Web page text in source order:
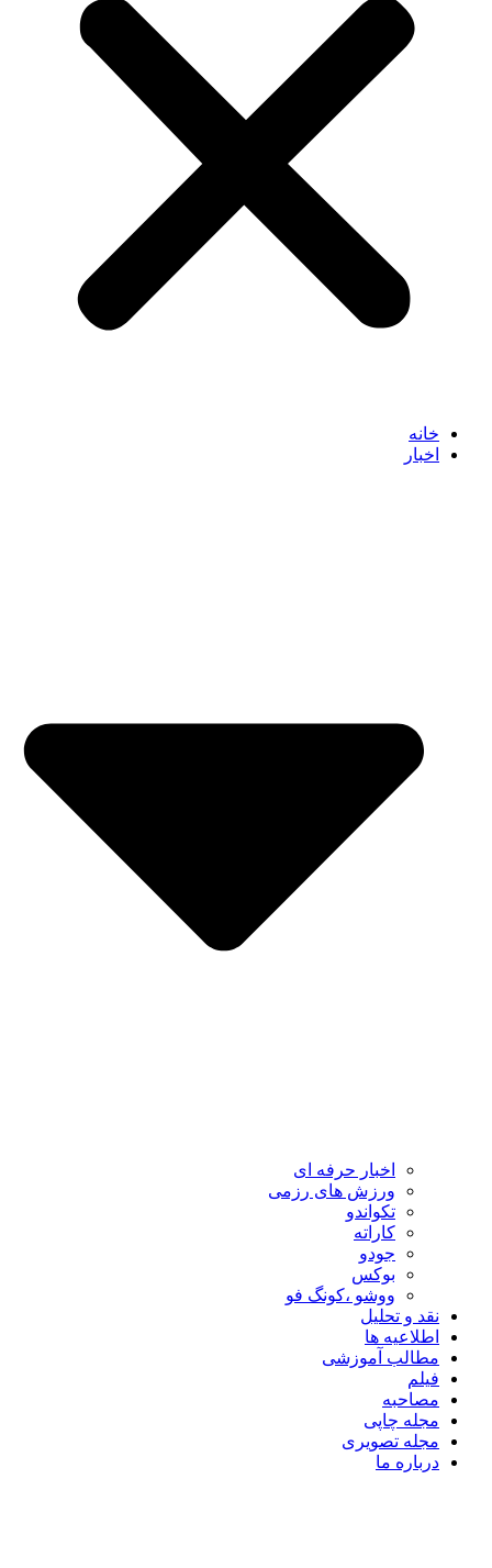
خانه
اخبار
اخبار حرفه ای
ورزش های رزمی
تکواندو
کاراته
جودو
بوکس
ووشو ،کونگ فو
نقد و تحلیل
اطلاعیه ها
مطالب آموزشی
فیلم
مصاحبه
مجله چاپی
مجله تصویری
درباره ما